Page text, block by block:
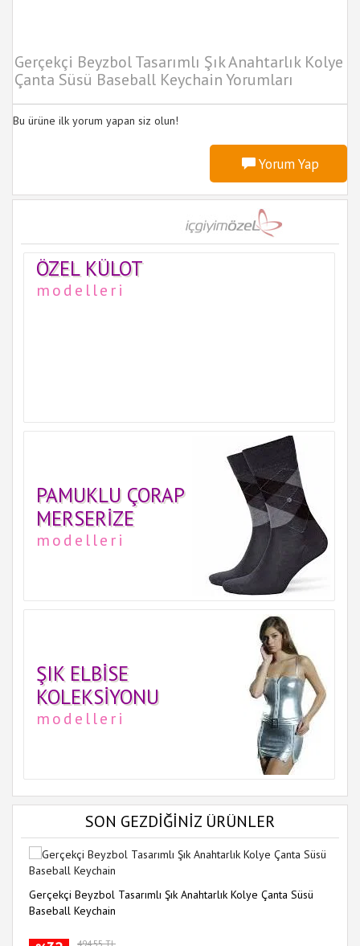
Gerçekçi Beyzbol Tasarımlı Şık Anahtarlık Kolye
Çanta Süsü Baseball Keychain Yorumları
Bu ürüne ilk yorum yapan siz olun!
Yorum Yap
ÖZEL KÜLOT
modelleri
PAMUKLU ÇORAP
MERSERIZE
modelleri
ŞIK ELBISE
KOLEKSIYONU
modelleri
SON GEZDİĞİNİZ ÜRÜNLER
Gerçekçi Beyzbol Tasarımlı Şık Anahtarlık Kolye Çanta Süsü
Baseball Keychain
494.55 TL